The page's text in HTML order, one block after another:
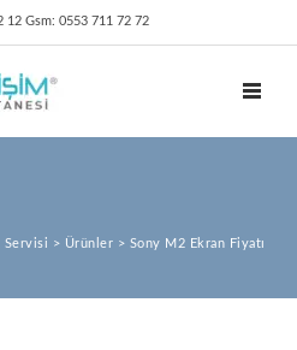
12 Gsm: 0553 711 72 72
Servisi > Ürünler > Sony M2 Ekran Fiyatı